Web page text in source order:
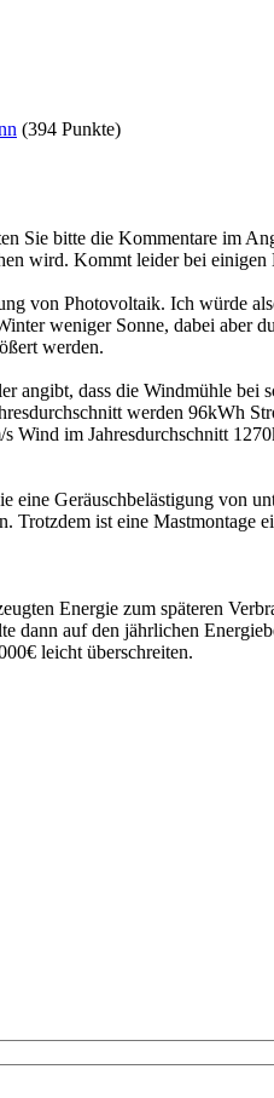
(394 Punkte)
Sie bitte die Kommentare im
wird. Kommt leider bei einigen
von Photovoltaik. Ich würde
weniger Sonne, dabei
werden.
angibt, dass die Windmühle
werden 96kWh
im Jahresdurchschnitt
eine Geräuschbelästigung von
Trotzdem ist eine
Energie zum späteren
auf den jährlichen
leicht überschreiten.